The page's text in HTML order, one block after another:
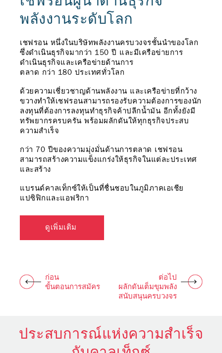
พลังงานระดับโลก
เชฟรอน หนึ่งในบริษัทพลังงานครบวงจรชั้นนำของโลก
ซึ่งดำเนินธุรกิจมากว่า 150 ปี และมีเครือข่ายการ
ดำเนินธุรกิจและเครือข่ายด้านการ
ตลาด กว่า 180 ประเทศทั่วโลก
ด้วยความเชี่ยวชาญด้านพลังงาน และเครือข่ายที่กว้าง
ขวางทำให้เชฟรอนสามารถรองรับความต้องการของนัก
ลงทุนที่ต้องการลงทุนทำธุรกิจค้าปลีกน้ำมัน อีกทั้งยังมี
ทรัพยากรครบครัน พร้อมผลักดันให้ทุกธุรกิจประสบ
ความสำเร็จ
กว่า 70 ปีของความมุ่งมั่นด้านการตลาด เชฟรอน
สามารถสร้างความแข็งแกร่งให้ธุรกิจในแต่ละประเทศ
และสร้าง
แบรนด์คาลเท็กซ์ให้เป็นที่ชื่นชอบในภูมิภาคเอเชีย
แปซิฟิกและแอฟริกา
ดูเพิ่มเติม
ก่อน
ขั้นตอนการสมัคร
ต่อไป
ผลักดันเต็มขุมพลัง
สนับสนุนครบวงจร
ผลักดันเต็มขุมพลัง สนับสนุน
ครบวงจร
เพราะเราเชื่อว่าผู้แทนจัดจำหน่ายคือหุ้นส่วนผู้มีวิสัย
ทัศน์ และเป็นหนึ่งในฟันเฟืองสำคัญที่จะขับเคลื่อน
สนับสนุนและสร้างศักยภาพอันแข็งแกร่งให้กับผู้แทนจัด
จำหน่ายทุกสถานีบริการน้ำมันคาลเท็กซ์
ขั้นตอนการสมัคร
สมัครเป็นผู้แทนจำหน่ายน้ำมันคาลเท็กซ์ง่ายๆ เพียง
ติดต่อที่ทีมปรึกษาทางธุรกิจของคาลเท็กซ์
ติดต่อเราได้ที่
ประสบการณ์แห่งความสำเร็จ